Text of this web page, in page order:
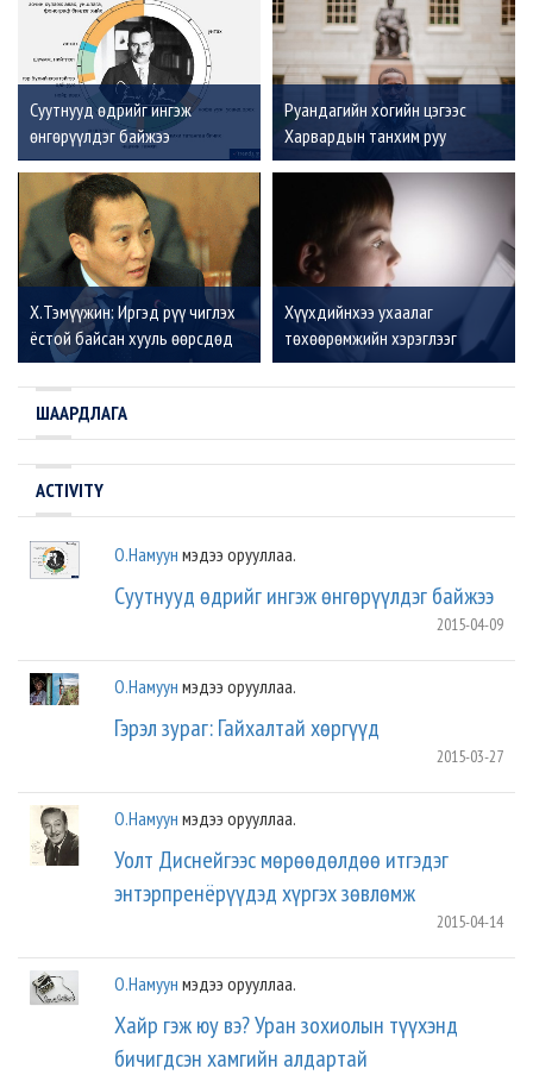
Суутнууд өдрийг ингэж
өнгөрүүлдэг байжээ
Руандагийн хогийн цэгээс
Харвардын танхим руу
Х.Тэмүүжин: Иргэд рүү чиглэх
ёстой байсан хууль өөрсдөд
нь зориулсан хууль болоод
орвонгоороо эргэчихсэн
Хүүхдийнхээ ухаалаг
төхөөрөмжийн хэрэглээг
багасгахад тань туслая
ШААРДЛАГА
ACTIVITY
О.Намуун мэдээ орууллаа.
Суутнууд өдрийг ингэж өнгөрүүлдэг байжээ
2015-04-09
О.Намуун мэдээ орууллаа.
Гэрэл зураг: Гайхалтай хөргүүд
2015-03-27
О.Намуун мэдээ орууллаа.
Уолт Диснейгээс мөрөөдөлдөө итгэдэг
энтэрпренёрүүдэд хүргэх зөвлөмж
2015-04-14
О.Намуун мэдээ орууллаа.
Хайр гэж юу вэ? Уран зохиолын түүхэнд
бичигдсэн хамгийн алдартай